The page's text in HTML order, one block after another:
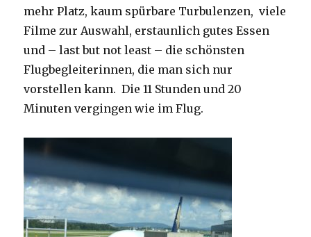
mehr Platz, kaum spürbare Turbulenzen, viele
Filme zur Auswahl, erstaunlich gutes Essen
und – last but not least – die schönsten
Flugbegleiterinnen, die man sich nur
vorstellen kann. Die 11 Stunden und 20
Minuten vergingen wie im Flug.